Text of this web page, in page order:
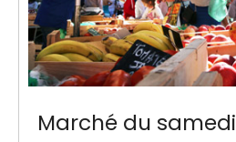
Marché du samedi